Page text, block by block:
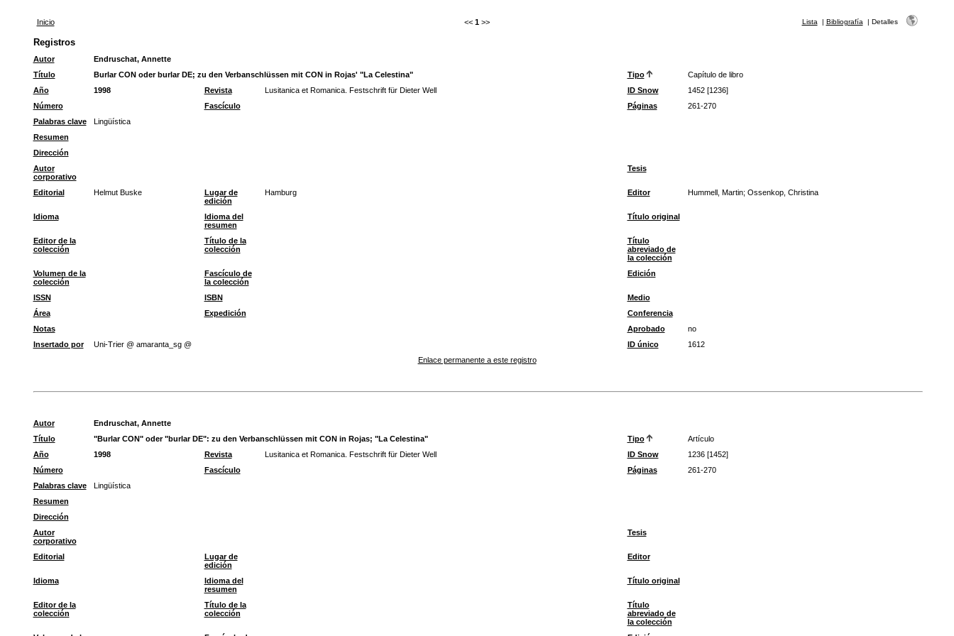
Inicio << 1 >> Lista | Bibliografía | Detalles
Registros
Autor
Endruschat, Annette
Título
Burlar CON oder burlar DE; zu den Verbanschlüssen mit CON in Rojas' "La Celestina" Tipo
Capítulo de libro
Año
1998 Revista Lusitanica et Romanica. Festschrift für Dieter Well ID Snow
1452 [1236]
Número
Fascículo Páginas
261-270
Palabras clave
Lingüística
Resumen
Dirección
Autor
corporativo
Tesis
Editorial Helmut Buske
Lugar de
edición
Hamburg Editor Hummell, Martin; Ossenkop, Christina
Idioma
Idioma del
resumen
Título original
Editor de la
colección
Título de la
colección
Título
abreviado de
la colección
Volumen de la
colección
Fascículo de
la colección
Edición
ISSN ISBN
Medio
Área
Expedición
Conferencia
Notas
Aprobado
no
Insertado por
Uni-Trier @ amaranta_sg @ ID único
1612
Enlace permanente a este registro
Autor
Endruschat, Annette
Título
"Burlar CON" oder "burlar DE": zu den Verbanschlüssen mit CON in Rojas; "La Celestina" Tipo
Artículo
Año
1998 Revista Lusitanica et Romanica. Festschrift für Dieter Well ID Snow
1236 [1452]
Número
Fascículo Páginas
261-270
Palabras clave
Lingüística
Resumen
Dirección
Autor
corporativo
Tesis
Editorial
Lugar de
edición
Editor
Idioma
Idioma del
resumen
Título original
Editor de la
colección
Título de la
colección
Título
abreviado de
la colección